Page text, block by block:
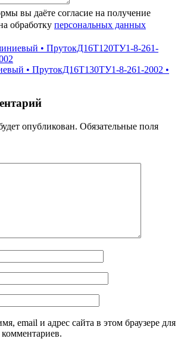
вы даёте согласие на получение
обработку персональных данных
• ПрутокД16Т120ТУ1-8-261-
• ПрутокД16Т130ТУ1-8-261-2002 •
опубликован. Обязательные поля
email и адрес сайта в этом браузере для